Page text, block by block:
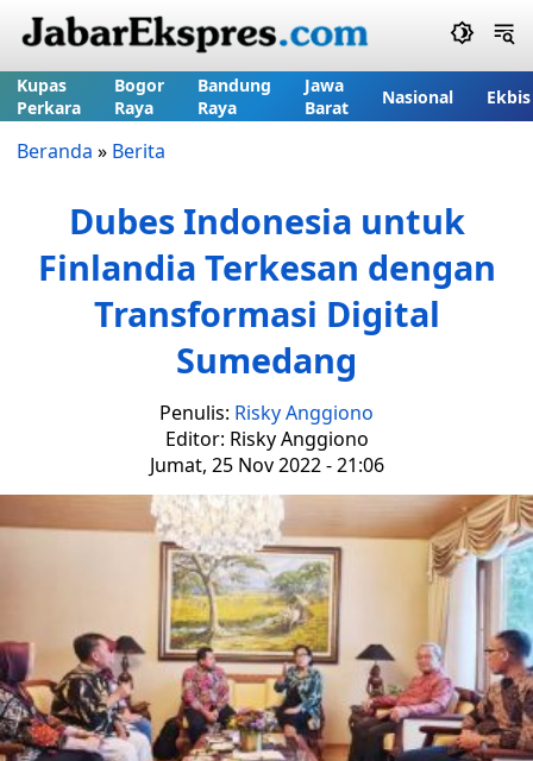
Kupas
Perkara
Bogor
Raya
Bandung
Raya
Jawa
Barat
Nasional Ekbis
Beranda » Berita
Dubes Indonesia untuk
Finlandia Terkesan dengan
Transformasi Digital
Sumedang
Penulis: Risky Anggiono
Editor: Risky Anggiono
Jumat, 25 Nov 2022 - 21:06